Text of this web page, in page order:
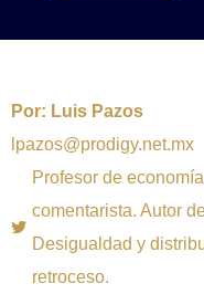
Por: Luis Pazos
lpazos@prodigy.net.mx
Profesor de
comentarista. Autor
Desigualdad y
retroceso.